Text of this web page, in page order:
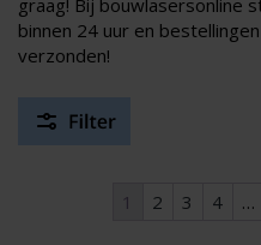
graag! Bij bouwlasersonline
binnen 24 uur en
verzonden!
1 2 3 4 …